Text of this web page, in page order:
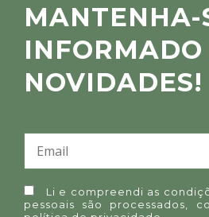
MANTENHA-
INFORMADO
NOVIDADES!
Li e compreendi as
pessoais são processados,